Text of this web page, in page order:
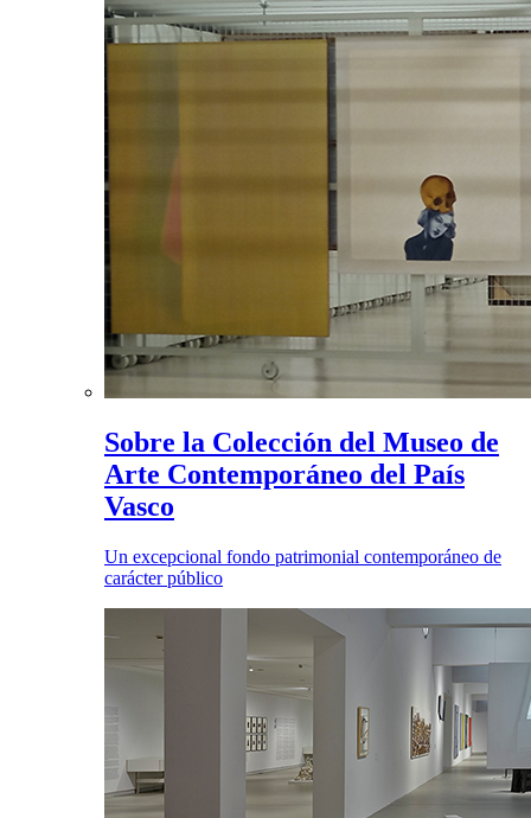
Sobre la Colección del Museo de
Arte Contemporáneo del País
Vasco
Un excepcional fondo patrimonial contemporáneo de
carácter público